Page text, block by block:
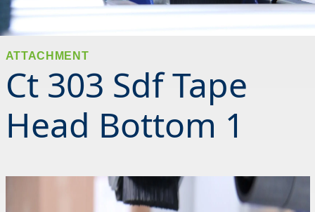
ATTACHMENT
Ct 303 Sdf Tape
Head Bottom 1